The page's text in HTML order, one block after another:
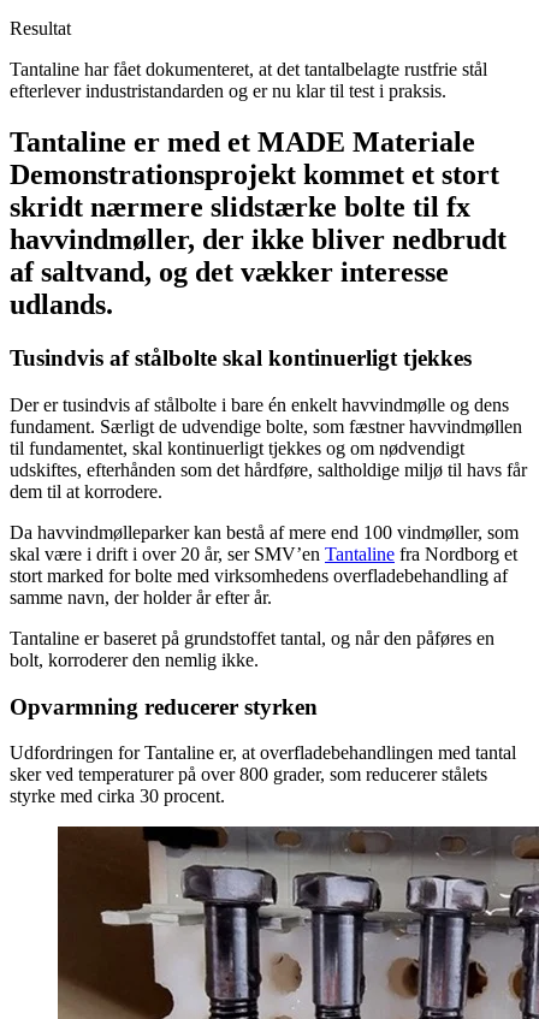
Resultat
Tantaline har fået dokumenteret, at det tantalbelagte rustfrie stål
efterlever industristandarden og er nu klar til test i praksis.
Tantaline er med et MADE Materiale
Demonstrationsprojekt kommet et stort
skridt nærmere slidstærke bolte til fx
havvindmøller, der ikke bliver nedbrudt
af saltvand, og det vækker interesse
udlands.
Tusindvis af stålbolte skal kontinuerligt tjekkes
Der er tusindvis af stålbolte i bare én enkelt havvindmølle og dens
fundament. Særligt de udvendige bolte, som fæstner havvindmøllen
til fundamentet, skal kontinuerligt tjekkes og om nødvendigt
udskiftes, efterhånden som det hårdføre, saltholdige miljø til havs får
dem til at korrodere.
Da havvindmølleparker kan bestå af mere end 100 vindmøller, som
skal være i drift i over 20 år, ser SMV’en Tantaline fra Nordborg et
stort marked for bolte med virksomhedens overfladebehandling af
samme navn, der holder år efter år.
Tantaline er baseret på grundstoffet tantal, og når den påføres en
bolt, korroderer den nemlig ikke.
Opvarmning reducerer styrken
Udfordringen for Tantaline er, at overfladebehandlingen med tantal
sker ved temperaturer på over 800 grader, som reducerer stålets
styrke med cirka 30 procent.